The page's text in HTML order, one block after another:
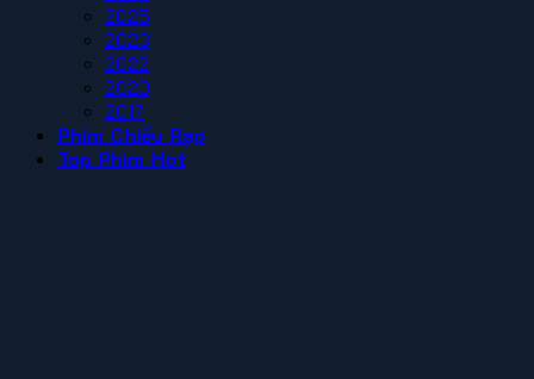
2025
2023
2022
2020
2017
Phim Chiếu Rạp
Top Phim Hot